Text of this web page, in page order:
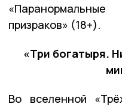
призраков» (18+).
«Три богатыря.
Во вселенной